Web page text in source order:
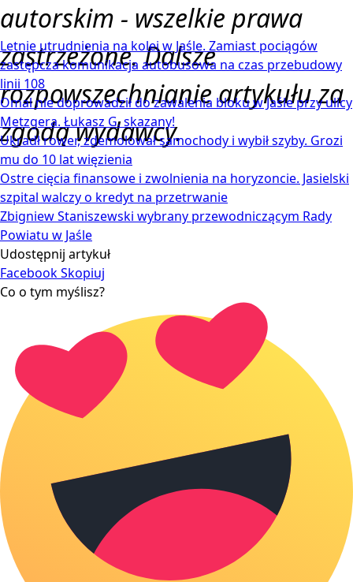
autorskim - wszelkie prawa
zastrzeżone. Dalsze
rozpowszechnianie artykułu za
zgodą wydawcy.
Letnie utrudnienia na kolei w Jaśle. Zamiast pociągów
zastępcza komunikacja autobusowa na czas przebudowy
linii 108
Omal nie doprowadził do zawalenia bloku w Jaśle przy ulicy
Metzgera. Łukasz G. skazany!
Ukradł rower, zdemolował samochody i wybił szyby. Grozi
mu do 10 lat więzienia
Ostre cięcia finansowe i zwolnienia na horyzoncie. Jasielski
szpital walczy o kredyt na przetrwanie
Zbigniew Staniszewski wybrany przewodniczącym Rady
Powiatu w Jaśle
Udostępnij artykuł
FacebookSkopiuj
Co o tym myślisz?